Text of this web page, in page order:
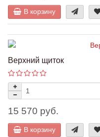
В корзину
Верхний щиток
15 570 руб.
В корзину